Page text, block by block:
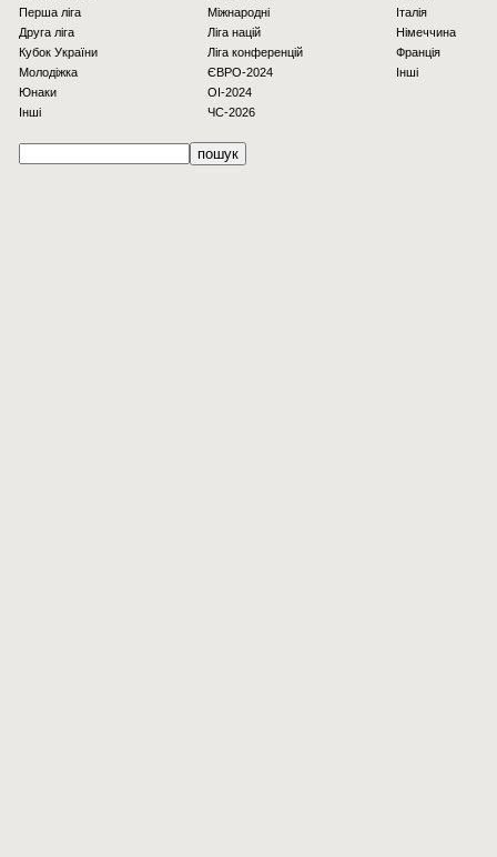
Перша ліга
Друга ліга
Кубок України
Молодіжка
Юнаки
Інші
Міжнародні
Ліга націй
Ліга конференцій
ЄВРО-2024
OI-2024
ЧС-2026
Італія
Німеччина
Франція
Інші